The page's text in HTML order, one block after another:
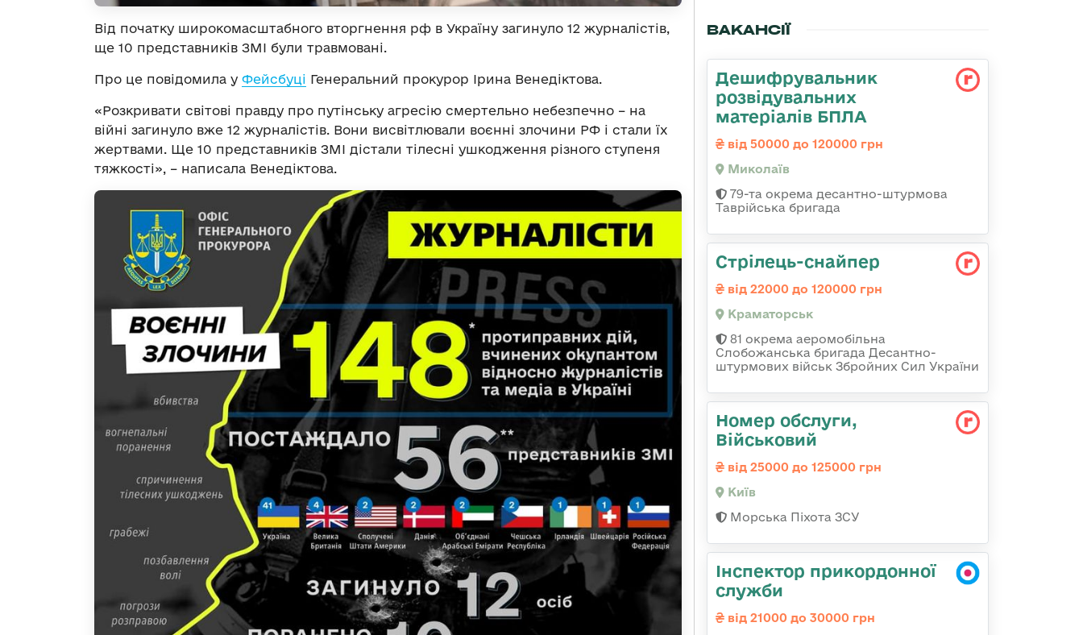
Від початку широкомасштабного вторгнення рф в Україну загинуло 12 журналістів,
ще 10 представників ЗМІ були травмовані.
Про це повідомила у Фейсбуці Генеральний прокурор Ірина Венедіктова.
«Розкривати світові правду про путінську агресію смертельно небезпечно – на
війні загинуло вже 12 журналістів. Вони висвітлювали воєнні злочини РФ і стали їх
жертвами. Ще 10 представників ЗМІ дістали тілесні ушкодження різного ступеня
тяжкості», – написала Венедіктова.
ВАКАНСІЇ
Дешифрувальник
розвідувальних
матеріалів БПЛА
від 50000 до 120000 грн
Миколаїв
79-та окрема десантно-штурмова
Таврійська бригада
Стрілець-снайпер
від 22000 до 120000 грн
Краматорськ
81 окрема аеромобільна
Слобожанська бригада Десантно-
штурмових військ Збройних Сил України
Номер обслуги,
Військовий
від 25000 до 125000 грн
Київ
Морська Піхота ЗСУ
Інспектор прикордонної
служби
від 21000 до 30000 грн